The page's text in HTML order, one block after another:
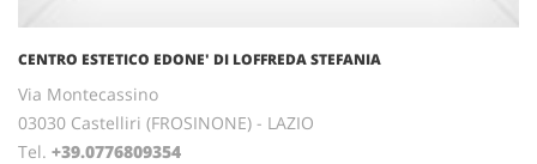
CENTRO ESTETICO EDONE' DI LOFFREDA STEFANIA
Via Montecassino
03030 Castelliri (FROSINONE) - LAZIO
Tel. +39.0776809354